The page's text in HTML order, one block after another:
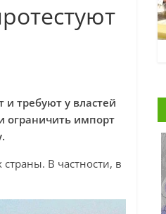
требуют у властей
ограничить импорт
В частности, в